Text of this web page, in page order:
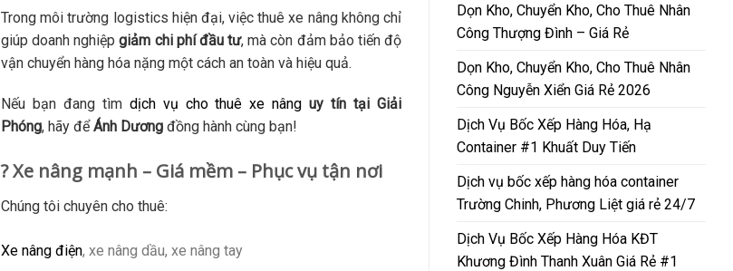
Trong môi trường logistics hiện đại, việc thuê xe nâng không chỉ
giúp doanh nghiệpgiảm chi phí đầu tư, mà còn đảm bảo tiến độ
vận chuyển hàng hóa nặng một cách an toàn và hiệu quả.
Nếu bạn đang tìm dịch vụ cho thuê xe nâng uy tín tại Giải
Phóng, hãy đểÁnh Dương đồng hành cùng bạn!
? Xe nâng mạnh – Giá mềm – Phục vụ tận nơi
Chúng tôi chuyên cho thuê:
Xe nâng điện, xe nâng dầu, xe nâng tay
Dọn Kho, Chuyển Kho, Cho Thuê Nhân
Công Thượng Đình – Giá Rẻ
Dọn Kho, Chuyển Kho, Cho Thuê Nhân
Công Nguyễn Xiển Giá Rẻ 2026
Dịch Vụ Bốc Xếp Hàng Hóa, Hạ
Container #1 Khuất Duy Tiến
Dịch vụ bốc xếp hàng hóa container
Trường Chinh, Phương Liệt giá rẻ 24/7
Dịch Vụ Bốc Xếp Hàng Hóa KĐT
Khương Đình Thanh Xuân Giá Rẻ #1